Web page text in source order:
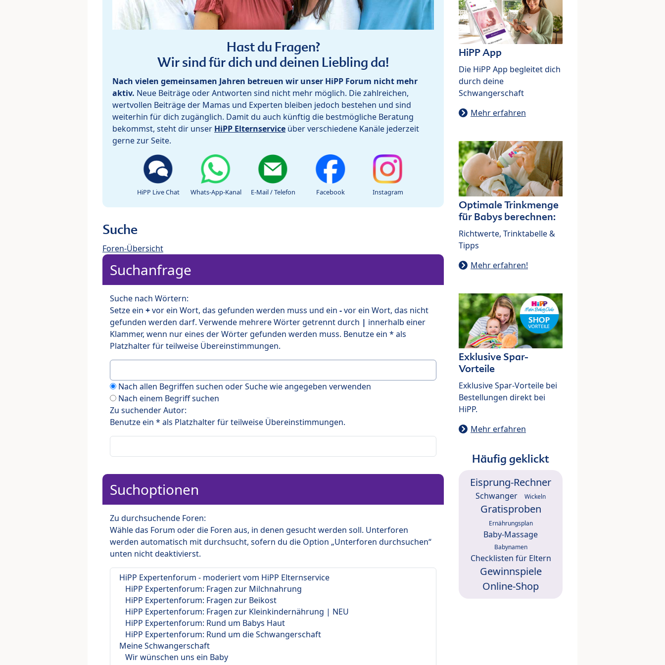
Hast du Fragen?
Wir sind für dich und deinen Liebling da!
Nach vielen gemeinsamen Jahren betreuen wir unser HiPP Forum nicht mehr
aktiv. Neue Beiträge oder Antworten sind nicht mehr möglich. Die zahlreichen,
wertvollen Beiträge der Mamas und Experten bleiben jedoch bestehen und sind
weiterhin für dich zugänglich. Damit du auch künftig die bestmögliche Beratung
bekommst, steht dir unser HiPP Elternservice über verschiedene Kanäle jederzeit
gerne zur Seite.
HiPP Live Chat Whats-App-Kanal E-Mail / Telefon Facebook Instagram
Suche
Foren-Übersicht
Suchanfrage
Suche nach Wörtern:
Setze ein +vor ein Wort, das gefunden werden muss und ein -vor ein Wort, das nicht
gefunden werden darf. Verwende mehrere Wörter getrennt durch | innerhalb einer
Klammer, wenn nur eines der Wörter gefunden werden muss. Benutze ein * als
Platzhalter für teilweise Übereinstimmungen.
Nach allen Begriffen suchen oder Suche wie angegeben verwenden
Nach einem Begriff suchen
Zu suchender Autor:
Benutze ein * als Platzhalter für teilweise Übereinstimmungen.
Suchoptionen
Zu durchsuchende Foren:
Wähle das Forum oder die Foren aus, in denen gesucht werden soll. Unterforen
werden automatisch mit durchsucht, sofern du die Option „Unterforen durchsuchen“
unten nicht deaktivierst.
HiPP App
Die HiPP App begleitet dich
durch deine
Schwangerschaft
Mehr erfahren
Optimale Trinkmenge
für Babys berechnen:
Richtwerte, Trinktabelle &
Tipps
Mehr erfahren!
Exklusive Spar-
Vorteile
Exklusive Spar-Vorteile bei
Bestellungen direkt bei
HiPP.
Mehr erfahren
Häufig geklickt
Eisprung-Rechner
Schwanger Wickeln
Gratisproben
Ernährungsplan
Baby-Massage
Babynamen
Checklisten für Eltern
Gewinnspiele
Online-Shop